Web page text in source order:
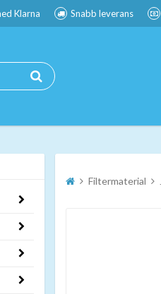
Klarna Snabb leverans
Filtermaterial